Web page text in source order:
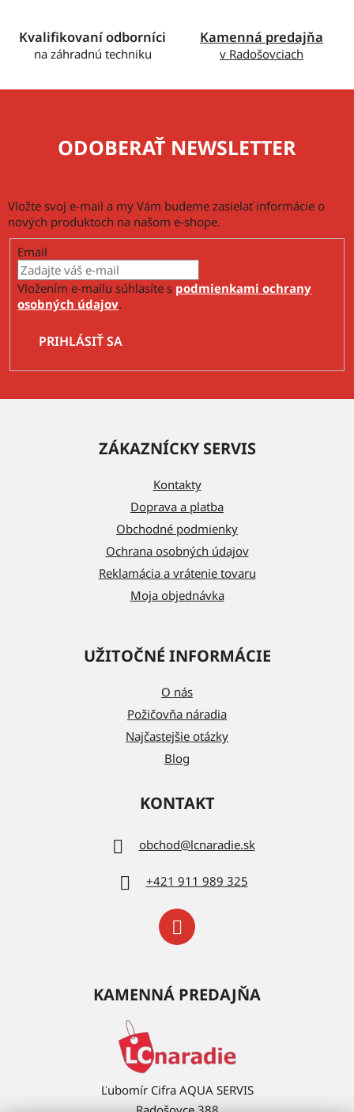
i
Kvalifikovaní odborníci
na záhradnú techniku
Kamenná predajňa
v Radošovciach
ODOBERAŤ NEWSLETTER
Vložte svoj e-mail a my Vám budeme zasielať informácie o
nových produktoch na našom e-shope.
Email
Vložením e-mailu súhlasíte s podmienkami ochrany
osobných údajov.
PRIHLÁSIŤ SA
ZÁKAZNÍCKY SERVIS
Kontakty
Doprava a platba
Obchodné podmienky
Ochrana osobných údajov
Reklamácia a vrátenie tovaru
Moja objednávka
UŽITOČNÉ INFORMÁCIE
O nás
Požičovňa náradia
Najčastejšie otázky
Blog
KONTAKT
obchod@lcnaradie.sk
+421 911 989 325
KAMENNÁ PREDAJŇA
Ľubomír Cifra AQUA SERVIS